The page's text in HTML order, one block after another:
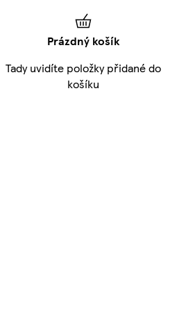
Prázdný košík
Tady uvidíte položky přidané do
košíku